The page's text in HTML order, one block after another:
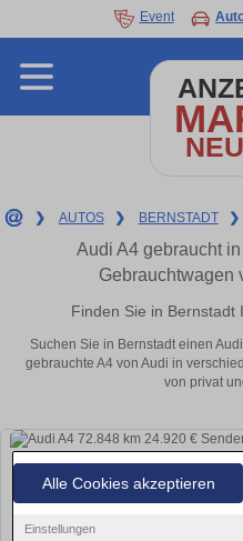
Alle Cookies akzeptieren
Einstellungen
Event
❯ AUTOS ❯ BERNSTADT ❯
Audi A4 gebraucht
Gebrauchtwagen
Finden Sie in Bernstadt
Suchen Sie in Bernstadt einen
gebrauchte A4 von Audi in
von privat